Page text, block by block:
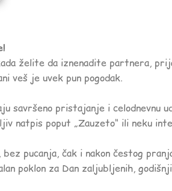
želite da iznenadite partnera,
veš je uvek pun pogodak.
savršeno pristajanje i celodnevnu
natpis poput „Zauzeto“ ili neku
pucanja, čak i nakon čestog
poklon za Dan zaljubljenih,